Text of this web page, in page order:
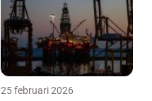
25 februari 2026